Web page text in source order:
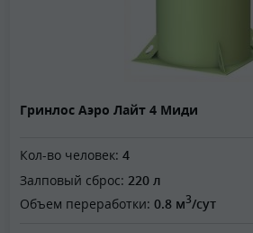
Гринлос Аэро Лайт 4 Миди
Кол-во человек: 4
Залповый сброс: 220 л
Объем переработки: 0.8 м3/сут